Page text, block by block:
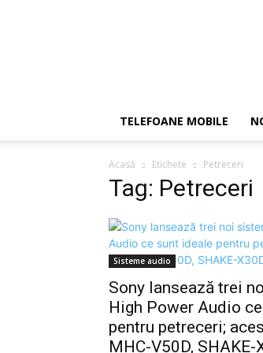
TELEFOANE MOBILE
Acasă Etichete Petreceri
Tag: Petreceri
Sisteme audio
Sony lansează trei
High Power Audio
pentru petreceri;
MHC-V50D, SHAKE-